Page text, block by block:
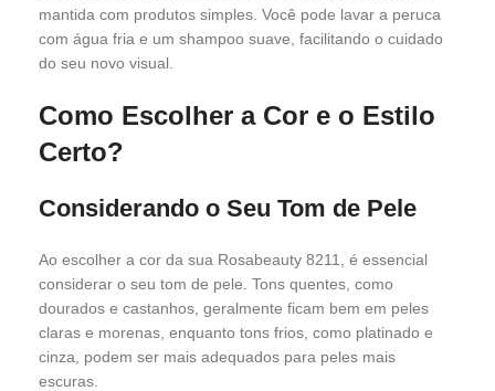
mantida com produtos simples. Você pode lavar a peruca
com água fria e um shampoo suave, facilitando o cuidado
do seu novo visual.
Como Escolher a Cor e o Estilo
Certo?
Considerando o Seu Tom de Pele
Ao escolher a cor da sua Rosabeauty 8211, é essencial
considerar o seu tom de pele. Tons quentes, como
dourados e castanhos, geralmente ficam bem em peles
claras e morenas, enquanto tons frios, como platinado e
cinza, podem ser mais adequados para peles mais
escuras.